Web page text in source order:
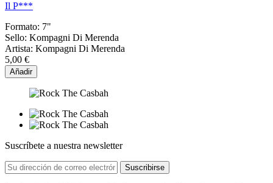
Il P***
Formato: 7"
Sello: Kompagni Di Merenda
Artista: Kompagni Di Merenda
5,00 €
Añadir
Suscríbete a nuestra newsletter